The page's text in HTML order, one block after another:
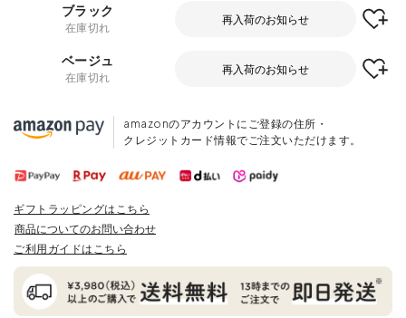
ブラック
在庫切れ
再入荷のお知らせ
ベージュ
在庫切れ
再入荷のお知らせ
amazonのアカウントにご登録の住所・
クレジットカード情報でご注文いただけます。
ギフトラッピングはこちら
商品についてのお問い合わせ
ご利用ガイドはこちら